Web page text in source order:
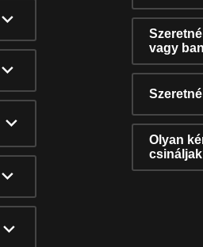
vagy
Olyan